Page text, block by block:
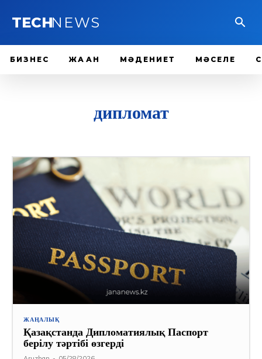
TECHNEWS
БИЗНЕС ЖАҺАН МӘДЕНИЕТ МӘСЕЛЕ
дипломат
ЖАҢАЛЫҚ
Қазақстанда Дипломатиялық Паспорт
берілу тәртібі өзгерді